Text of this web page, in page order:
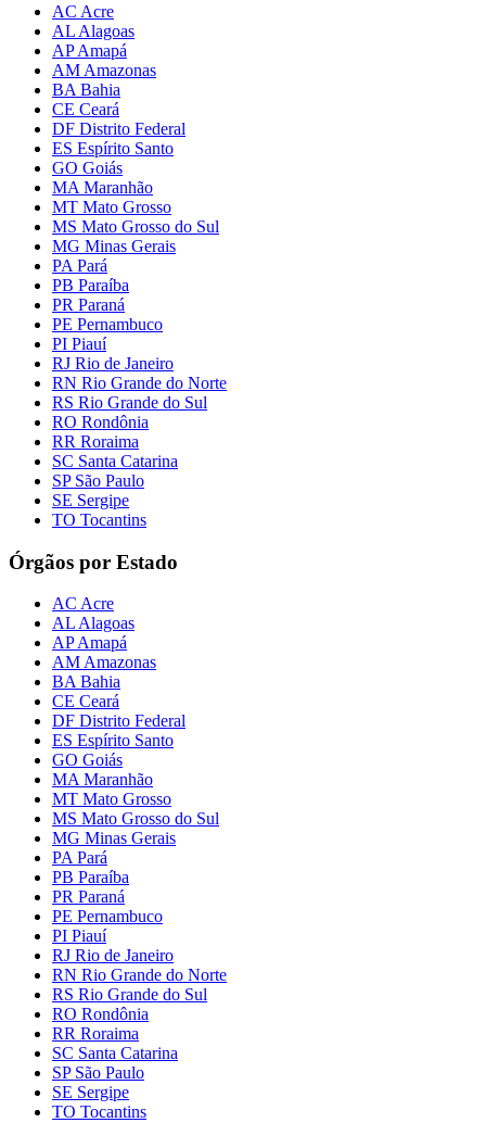
AC Acre
AL Alagoas
AP Amapá
AM Amazonas
BA Bahia
CE Ceará
DF Distrito Federal
ES Espírito Santo
GO Goiás
MA Maranhão
MT Mato Grosso
MS Mato Grosso do Sul
MG Minas Gerais
PA Pará
PB Paraíba
PR Paraná
PE Pernambuco
PI Piauí
RJ Rio de Janeiro
RN Rio Grande do Norte
RS Rio Grande do Sul
RO Rondônia
RR Roraima
SC Santa Catarina
SP São Paulo
SE Sergipe
TO Tocantins
Órgãos por Estado
AC Acre
AL Alagoas
AP Amapá
AM Amazonas
BA Bahia
CE Ceará
DF Distrito Federal
ES Espírito Santo
GO Goiás
MA Maranhão
MT Mato Grosso
MS Mato Grosso do Sul
MG Minas Gerais
PA Pará
PB Paraíba
PR Paraná
PE Pernambuco
PI Piauí
RJ Rio de Janeiro
RN Rio Grande do Norte
RS Rio Grande do Sul
RO Rondônia
RR Roraima
SC Santa Catarina
SP São Paulo
SE Sergipe
TO Tocantins